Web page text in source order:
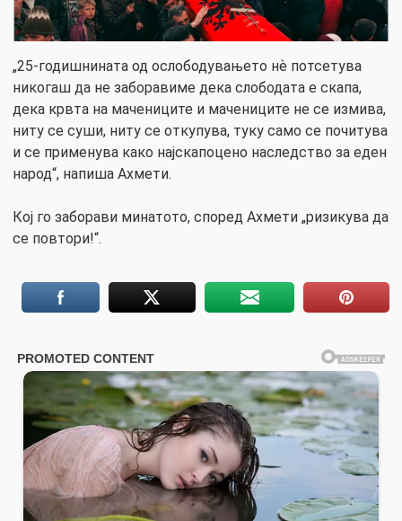
„25-годишнината од ослободувањето нѐ потсетува
никогаш да не заборавиме дека слободата е скапа,
дека крвта на мачениците и мачениците не се измива,
ниту се суши, ниту се откупува, туку само се почитува
и се применува како најскапоцено наследство за еден
народ“, напиша Ахмети.
Кој го заборави минатото, според Ахмети „ризикува да
се повтори!“.